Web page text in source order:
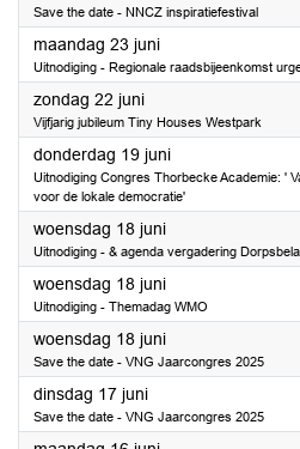
Save the date - NNCZ inspiratiefestival
maandag 23 juni2025
Uitnodiging - Regionale raadsbijeenkomst
zondag 22 juni2025
Vijfjarig jubileum Tiny Houses Westpark
donderdag 19 juni2025
Uitnodiging Congres Thorbecke Academie: '
voor de lokale democratie'
woensdag 18 juni2025
Uitnodiging - & agenda vergadering
woensdag 18 juni2025
Uitnodiging - Themadag WMO
woensdag 18 juni2025
Save the date - VNG Jaarcongres 2025
dinsdag 17 juni2025
Save the date - VNG Jaarcongres 2025